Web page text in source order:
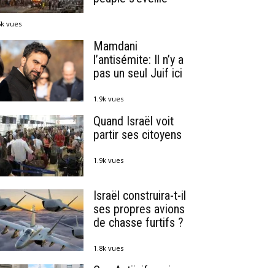
vues
Mamdani
l’antisémite: Il n’y a
pas un seul Juif ici
1.9k vues
Quand Israël voit
partir ses citoyens
1.9k vues
Israël construira-t-il
ses propres avions
de chasse furtifs ?
1.8k vues